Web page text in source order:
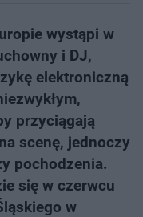
wystąpi w
i DJ,
elektroniczną
przyciągają
scenę, jednoczy
pochodzenia.
się w czerwcu
w